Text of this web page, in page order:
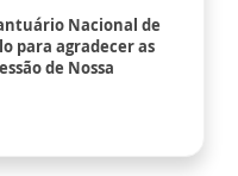
Nacional de
para agradecer as
de Nossa